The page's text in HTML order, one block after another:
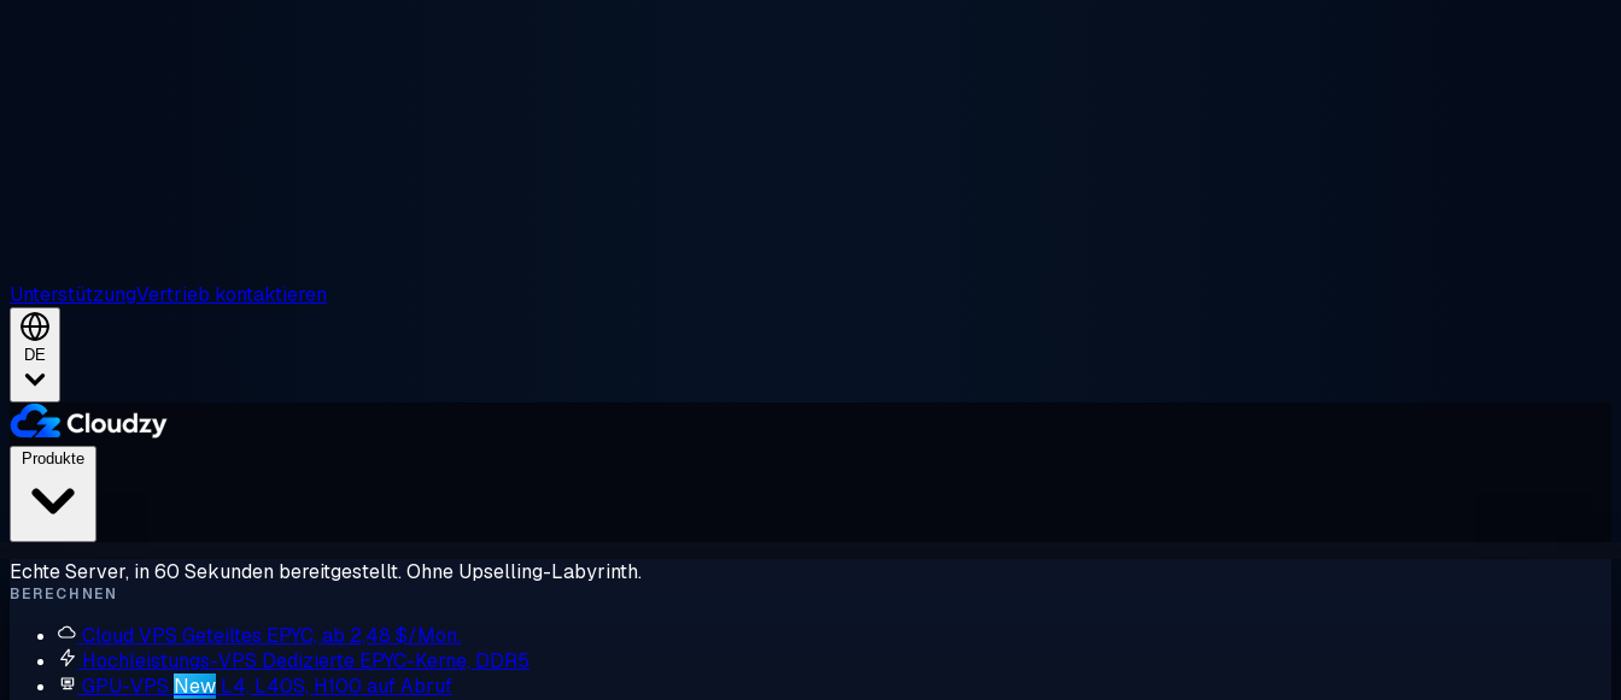
UnterstützungVertrieb kontaktieren
DE
Echte Server, in 60 Sekunden bereitgestellt. Ohne Upselling-Labyrinth.
BERECHNEN
Cloud VPS Geteiltes EPYC, ab 2,48 $/Mon.
Hochleistungs-VPS Dedizierte EPYC-Kerne, DDR5
GPU-VPS New L4, L40S, H100 auf Abruf